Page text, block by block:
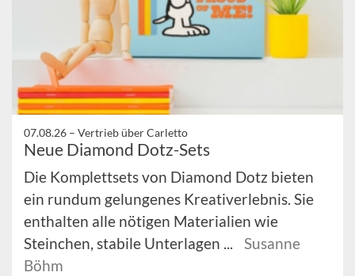
07.08.26 – Vertrieb über Carletto
Neue Diamond Dotz-Sets
Die Komplettsets von Diamond Dotz bieten
ein rundum gelungenes Kreativerlebnis. Sie
enthalten alle nötigen Materialien wie
Steinchen, stabile Unterlagen ...
Susanne
Böhm